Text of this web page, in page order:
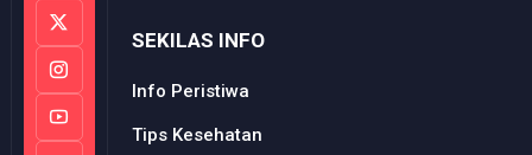
SEKILAS INFO
Info Peristiwa
Tips Kesehatan